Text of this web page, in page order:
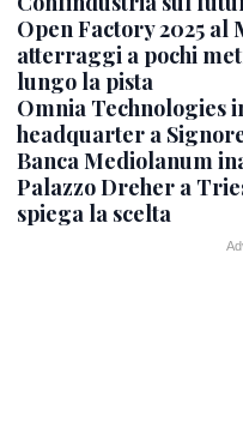
Open Factory 2025 al
atterraggi a pochi
lungo la pista
Omnia Technologies
headquarter a
Banca Mediolanum
Palazzo Dreher a
spiega la scelta